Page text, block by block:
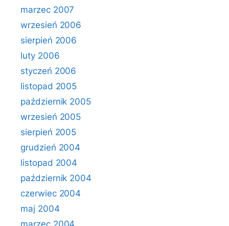
marzec 2007
wrzesień 2006
sierpień 2006
luty 2006
styczeń 2006
listopad 2005
październik 2005
wrzesień 2005
sierpień 2005
grudzień 2004
listopad 2004
październik 2004
czerwiec 2004
maj 2004
marzec 2004